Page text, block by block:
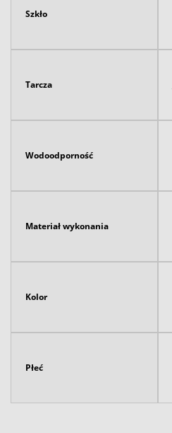
Szkło
Tarcza
Wodoodporność
Materiał wykonania
Kolor
Płeć